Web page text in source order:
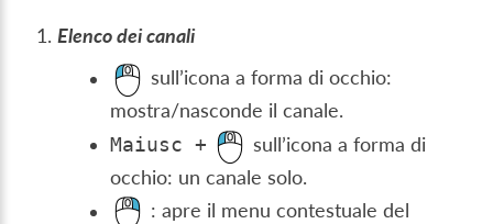
Elenco dei canali
sull’icona a forma di occhio:
mostra/nasconde il canale.
Maiusc +
sull’icona a forma di
occhio: un canale solo.
: apre il menu contestuale del